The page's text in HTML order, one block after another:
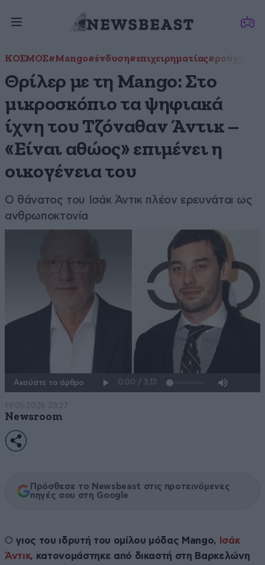
ΚΟΣΜΟΣ#Mango#ένδυση#επιχειρηματίας#ρούχα
Θρίλερ με τη Mango: Στο
μικροσκόπιο τα ψηφιακά
ίχνη του Τζόναθαν Άντικ –
«Είναι αθώος» επιμένει η
οικογένεια του
Ο θάνατος του Ισάκ Άντικ πλέον ερευνάται ως
ανθρωποκτονία
Ακούστε το άρθρο
19·05·2026 23:27
Newsroom
Πρόσθεσε το Newsbeast στις προτεινόμενες
πηγές σου στη Google
Ο γιος του ιδρυτή του ομίλου μόδας Mango,
Ισάκ
Άντικ, κατονομάστηκε από δικαστή στη Βαρκελώνη